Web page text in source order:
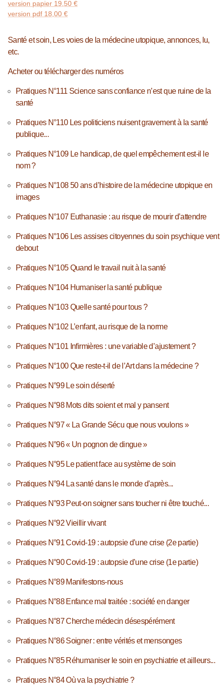
version papier 19,50 €
version pdf 18,00 €
Santé et soin, Les voies de la médecine utopique, annonces, lu,
etc.
Acheter ou télécharger des numéros
Pratiques N°111 Science sans confiance n’est que ruine de la
santé
Pratiques N°110 Les politiciens nuisent gravement à la santé
publique...
Pratiques N°109 Le handicap, de quel empêchement est-il le
nom ?
Pratiques N°108 50 ans d’histoire de la médecine utopique en
images
Pratiques N°107 Euthanasie : au risque de mourir d’attendre
Pratiques N°106 Les assises citoyennes du soin psychique vent
debout
Pratiques N°105 Quand le travail nuit à la santé
Pratiques N°104 Humaniser la santé publique
Pratiques N°103 Quelle santé pour tous ?
Pratiques N°102 L’enfant, au risque de la norme
Pratiques N°101 Infirmières : une variable d’ajustement ?
Pratiques N°100 Que reste-t-il de l’Art dans la médecine ?
Pratiques N°99 Le soin déserté
Pratiques N°98 Mots dits soient et mal y pansent
Pratiques N°97 « La Grande Sécu que nous voulons »
Pratiques N°96 « Un pognon de dingue »
Pratiques N°95 Le patient face au système de soin
Pratiques N°94 La santé dans le monde d’après...
Pratiques N°93 Peut-on soigner sans toucher ni être touché...
Pratiques N°92 Vieillir vivant
Pratiques N°91 Covid-19 : autopsie d’une crise (2e partie)
Pratiques N°90 Covid-19 : autopsie d’une crise (1e partie)
Pratiques N°89 Manifestons-nous
Pratiques N°88 Enfance mal traitée : société en danger
Pratiques N°87 Cherche médecin désespérément
Pratiques N°86 Soigner : entre vérités et mensonges
Pratiques N°85 Réhumaniser le soin en psychiatrie et ailleurs...
Pratiques N°84 Où va la psychiatrie ?